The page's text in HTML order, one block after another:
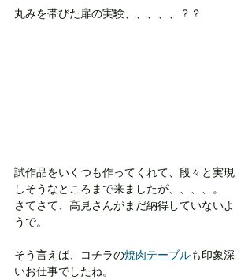
丸みを帯びた扉の実験、、、、、？？
試作品をいくつも作ってくれて、段々と実現
しそうなところまで来ましたが、、、、。
さてさて、高見さんがまだ納得していないよ
うで。
そう言えば、コチラの焼肉テーブルも印象深
いお仕事でしたね。